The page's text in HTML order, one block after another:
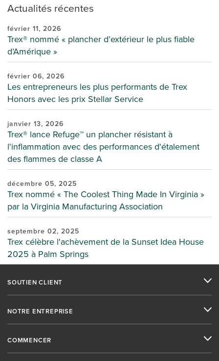
Actualités récentes
février 11, 2026
Trex® nommé « plancher d’extérieur le plus fiable
d’Amérique »
février 06, 2026
Les entrepreneurs les plus performants de Trex
Honors avec les prix Stellar Service
janvier 13, 2026
Trex® lance Refuge™ un plancher résistant à
l'inflammation avec des performances d'étalement
des flammes de classe A
décembre 05, 2025
Trex nommé « The Coolest Thing Made In Virginia »
par la Virginia Manufacturing Association
septembre 02, 2025
Trex célèbre l'achèvement de la Sunset Idea House
2025 à Palm Springs
SOUTIEN CLIENT
NOTRE ENTREPRISE
COMMENCER